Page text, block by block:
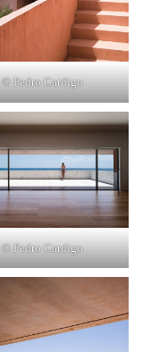
© Pedro Cardigo
© Pedro Cardigo